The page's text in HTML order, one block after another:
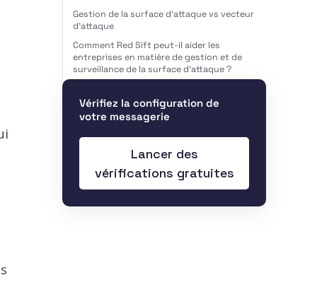
Gestion de la surface d'attaque vs vecteur
d'attaque
Comment Red Sift peut-il aider les
entreprises en matière de gestion et de
surveillance de la surface d'attaque ?
Vérifiez la configuration de
votre messagerie
Lancer des
vérifications gratuites